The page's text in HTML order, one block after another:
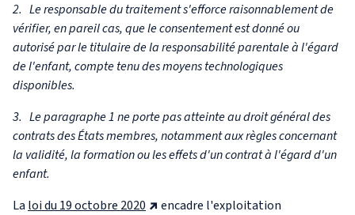
2. Le responsable du traitement s'efforce raisonnablement de
vérifier, en pareil cas, que le consentement est donné ou
autorisé par le titulaire de la responsabilité parentale à l'égard
de l'enfant, compte tenu des moyens technologiques
disponibles.
3. Le paragraphe 1 ne porte pas atteinte au droit général des
contrats des États membres, notamment aux règles concernant
la validité, la formation ou les effets d'un contrat à l'égard d'un
enfant.
La loi du 19 octobre 2020
encadre l'exploitation